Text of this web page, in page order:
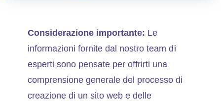
Considerazione importante: Le
informazioni fornite dal nostro team di
esperti sono pensate per offrirti una
comprensione generale del processo di
creazione di un sito web e delle